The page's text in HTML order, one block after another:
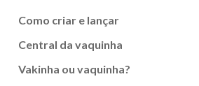
Como criar e lançar
Central da vaquinha
Vakinha ou vaquinha?